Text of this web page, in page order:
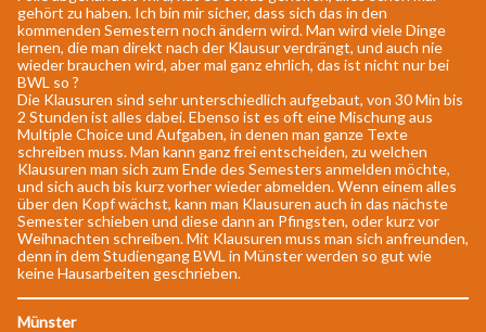
gehört zu haben. Ich bin mir sicher, dass sich das in den
kommenden Semestern noch ändern wird. Man wird viele Dinge
lernen, die man direkt nach der Klausur verdrängt, und auch nie
wieder brauchen wird, aber mal ganz ehrlich, das ist nicht nur bei
BWL so ?
Die Klausuren sind sehr unterschiedlich aufgebaut, von 30 Min bis
2 Stunden ist alles dabei. Ebenso ist es oft eine Mischung aus
Multiple Choice und Aufgaben, in denen man ganze Texte
schreiben muss. Man kann ganz frei entscheiden, zu welchen
Klausuren man sich zum Ende des Semesters anmelden möchte,
und sich auch bis kurz vorher wieder abmelden. Wenn einem alles
über den Kopf wächst, kann man Klausuren auch in das nächste
Semester schieben und diese dann an Pfingsten, oder kurz vor
Weihnachten schreiben. Mit Klausuren muss man sich anfreunden,
denn in dem Studiengang BWL in Münster werden so gut wie
keine Hausarbeiten geschrieben.
Münster